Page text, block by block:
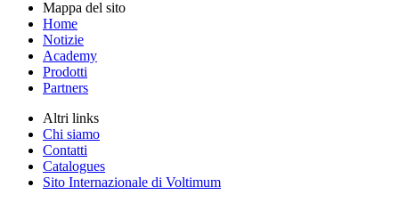
Mappa del sito
Home
Notizie
Academy
Prodotti
Partners
Altri links
Chi siamo
Contatti
Catalogues
Sito Internazionale di Voltimum